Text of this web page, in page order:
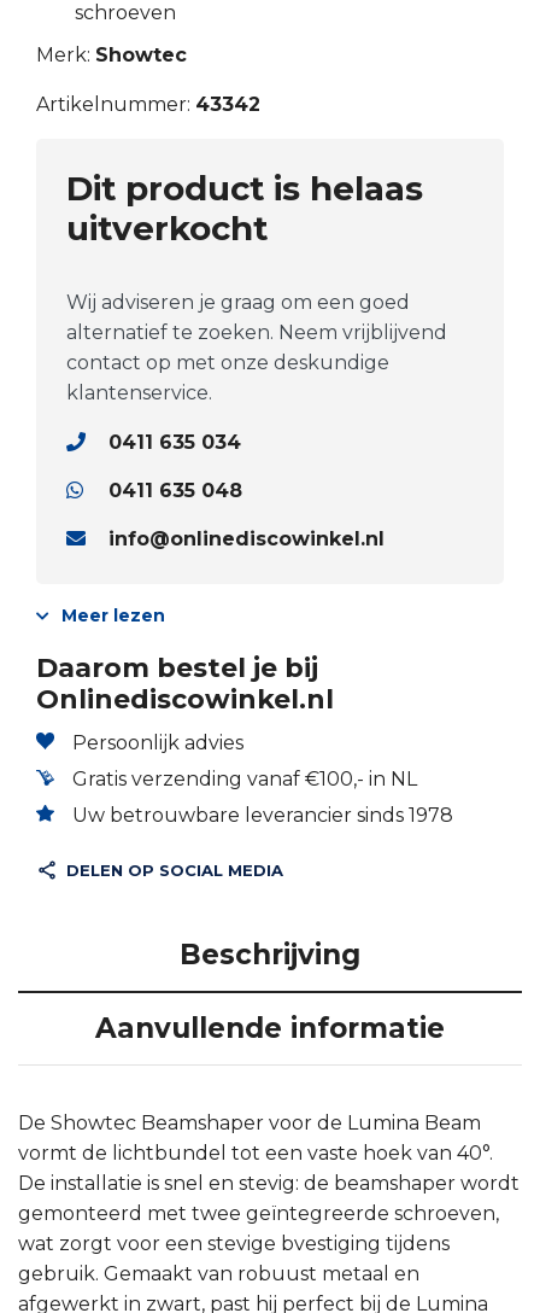
schroeven
Merk: Showtec
Artikelnummer: 43342
Dit product is helaas
uitverkocht
Wij adviseren je graag om een goed
alternatief te zoeken. Neem vrijblijvend
contact op met onze deskundige
klantenservice.
0411 635 034
0411 635 048
info@onlinediscowinkel.nl
Meer lezen
Daarom bestel je bij
Onlinediscowinkel.nl
Persoonlijk advies
Gratis verzending vanaf €100,- in NL
Uw betrouwbare leverancier sinds 1978
DELEN OP SOCIAL MEDIA
Beschrijving
Aanvullende informatie
De Showtec Beamshaper voor de Lumina Beam
vormt de lichtbundel tot een vaste hoek van 40°.
De installatie is snel en stevig: de beamshaper wordt
gemonteerd met twee geïntegreerde schroeven,
wat zorgt voor een stevige bvestiging tijdens
gebruik. Gemaakt van robuust metaal en
afgewerkt in zwart, past hij perfect bij de Lumina